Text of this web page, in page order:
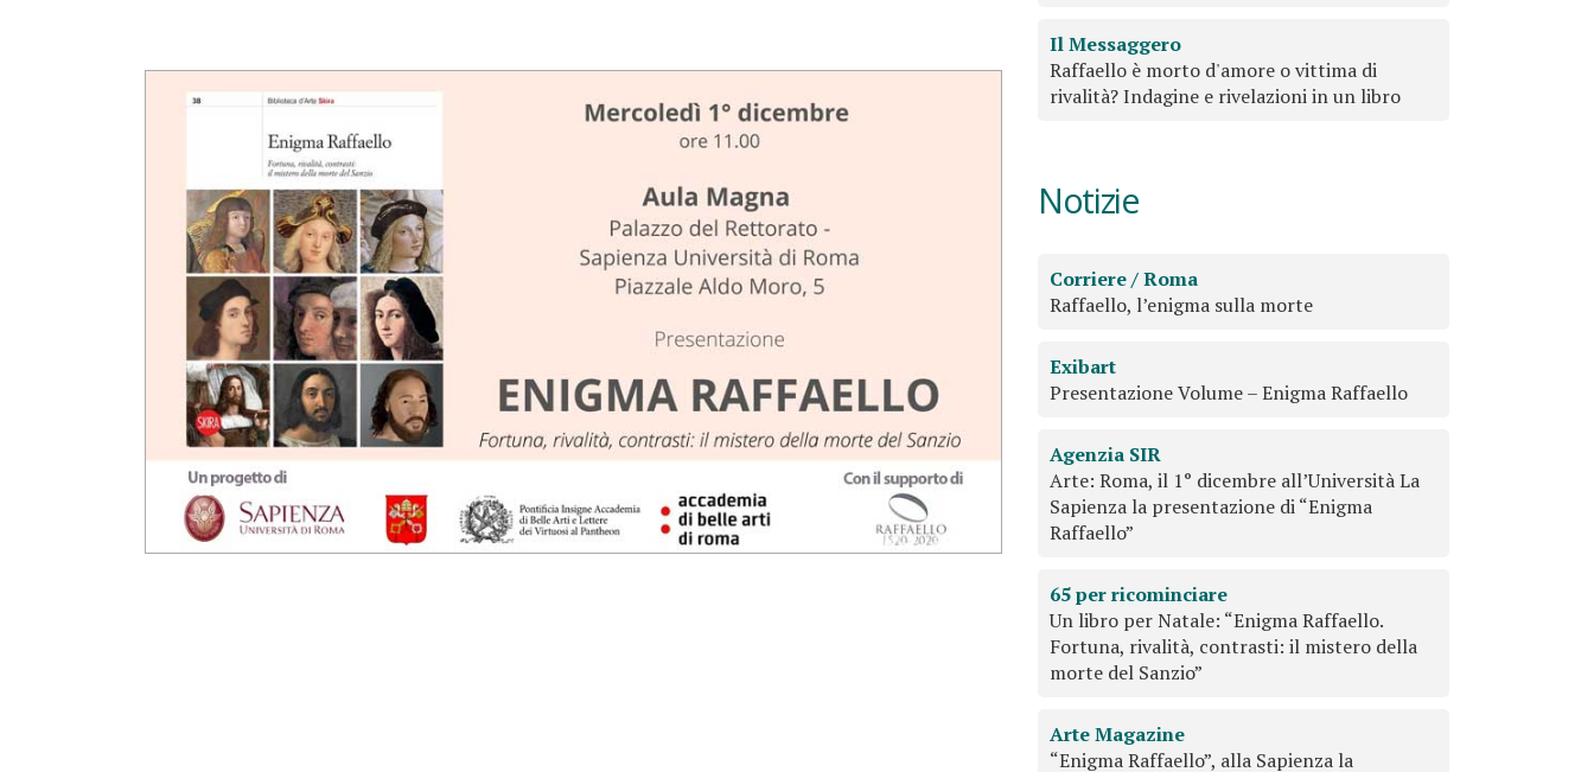
Il Messaggero
Raffaello è morto d'amore o vittima di
rivalità? Indagine e rivelazioni in un libro
Notizie
Corriere / Roma
Raffaello, l’enigma sulla morte
Exibart
Presentazione Volume – Enigma Raffaello
Agenzia SIR
Arte: Roma, il 1° dicembre all’Università La
Sapienza la presentazione di “Enigma
Raffaello”
65 per ricominciare
Un libro per Natale: “Enigma Raffaello.
Fortuna, rivalità, contrasti: il mistero della
morte del Sanzio”
Arte Magazine
“Enigma Raffaello”, alla Sapienza la